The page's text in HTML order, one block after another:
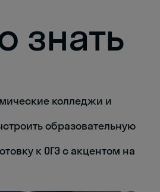
знать
колледжи и
образовательную
к ОГЭ с акцентом на